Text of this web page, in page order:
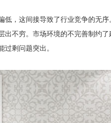
，这间接导致了行业竞争的无
不穷。市场环境的不完善制约
剩问题突出。